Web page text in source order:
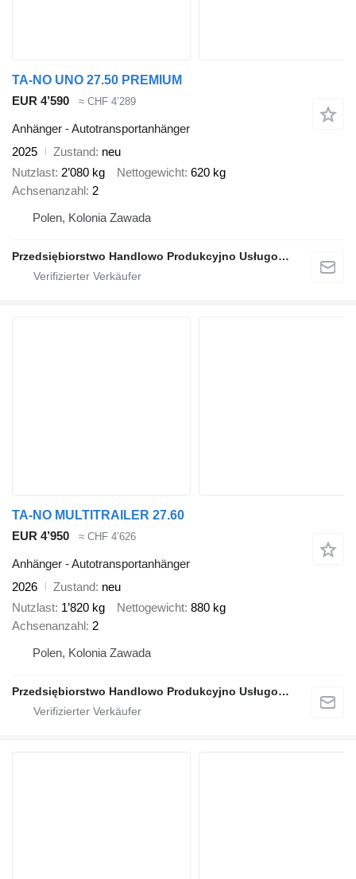
TA-NO UNO 27.50 PREMIUM
EUR 4’590
≈ CHF 4’289
Anhänger - Autotransportanhänger
2025
Zustand neu
Nutzlast 2’080 kg Nettogewicht 620 kg
Achsenanzahl 2
Polen, Kolonia Zawada
Przedsiębiorstwo Handlowo Produkcyjno Usługowe TA-NO
TA-NO MULTITRAILER 27.60
EUR 4’950
≈ CHF 4’626
Anhänger - Autotransportanhänger
2026
Zustand neu
Nutzlast 1’820 kg Nettogewicht 880 kg
Achsenanzahl 2
Polen, Kolonia Zawada
Przedsiębiorstwo Handlowo Produkcyjno Usługowe TA-NO